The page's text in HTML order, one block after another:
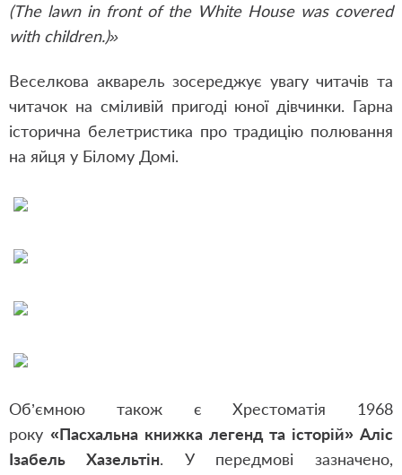
(The lawn in front of the White House was covered
with children.)»
Веселкова акварель зосереджує увагу читачів та
читачок на сміливій пригоді юної дівчинки. Гарна
історична белетристика про традицію полювання
на яйця у Білому Домі.
Об’ємною також є Хрестоматія 1968
року «Пасхальна книжка легенд та історій» Аліс
Ізабель Хазельтін. У передмові зазначено,